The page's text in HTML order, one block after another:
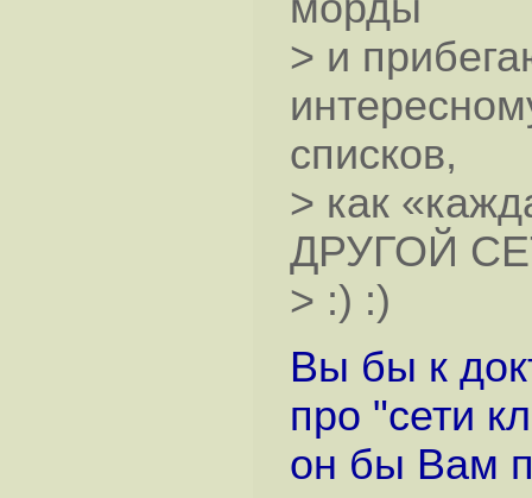
> и
списков,
> как
ДРУГОЙ
> :) :)
Вы бы к
про "сети
он бы Вам